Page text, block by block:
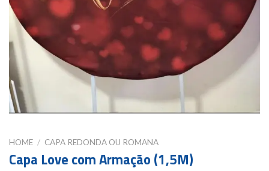
HOME / CAPA REDONDA OU ROMANA
Capa Love com Armação (1,5M)